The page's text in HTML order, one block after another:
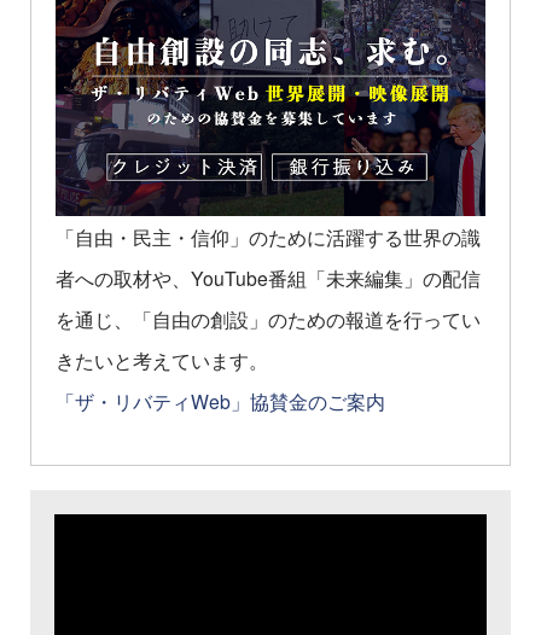
「自由・民主・信仰」のために活躍する世界の識
者への取材や、YouTube番組「未来編集」の配信
を通じ、「自由の創設」のための報道を行ってい
きたいと考えています。
「ザ・リバティWeb」協賛金のご案内